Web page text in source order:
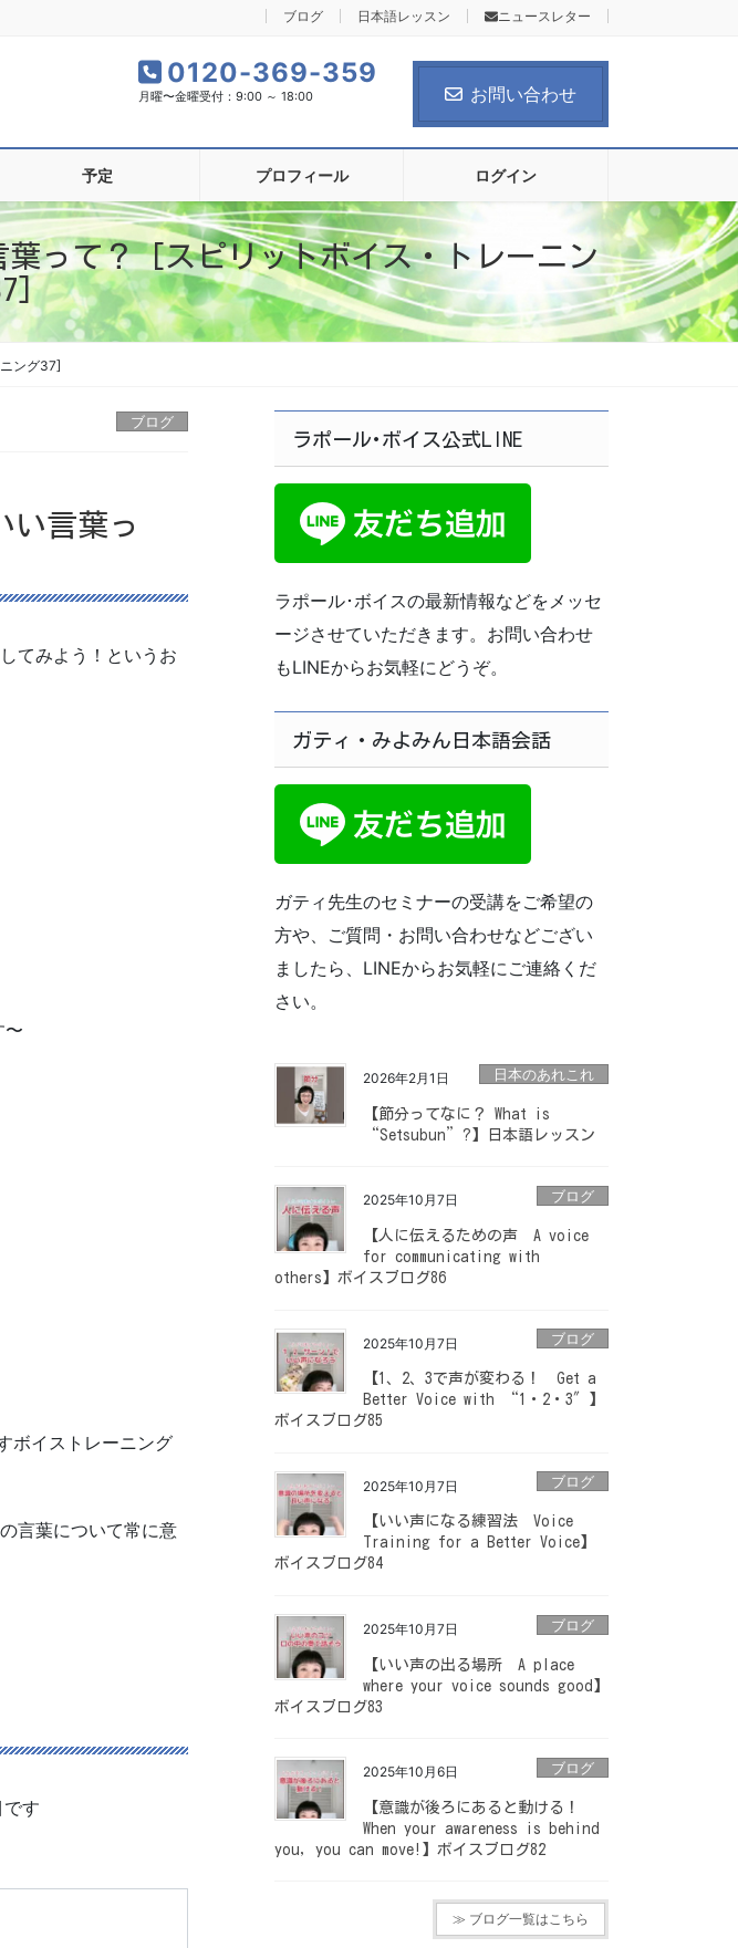
ブログ 日本語レッスン ニュースレター
0120-369-359
月曜〜金曜受付：9:00 ～ 18:00 お問い合わせ
予定 プロフィール ログイン
って？ [スピリットボイス・トレーニン
ング37]
ブログ
言葉っ
てみよう！というお
〜
ボイストレーニング
言葉について常に意
す
ラポール･ボイス公式LINE
ラポール･ボイスの最新情報などをメッセ
ージさせていただきます。お問い合わせ
もLINEからお気軽にどうぞ。
ガティ・みよみん日本語会話
ガティ先生のセミナーの受講をご希望の
方や、ご質問・お問い合わせなどござい
ましたら、LINEからお気軽にご連絡くだ
さい。
2026年2月1日 日本のあれこれ
【節分ってなに？ What is
“Setsubun”?】日本語レッスン
2025年10月7日 ブログ
【人に伝えるための声 A voice
for communicating with
others】ボイスブログ86
2025年10月7日 ブログ
【1、2、3で声が変わる！ Get a
Better Voice with “1・2・3″】
ボイスブログ85
2025年10月7日 ブログ
【いい声になる練習法 Voice
Training for a Better Voice】
ボイスブログ84
2025年10月7日 ブログ
【いい声の出る場所 A place
where your voice sounds good】
ボイスブログ83
2025年10月6日 ブログ
【意識が後ろにあると動ける！
When your awareness is behind
you, you can move!】ボイスブログ82
≫ ブログ一覧はこちら